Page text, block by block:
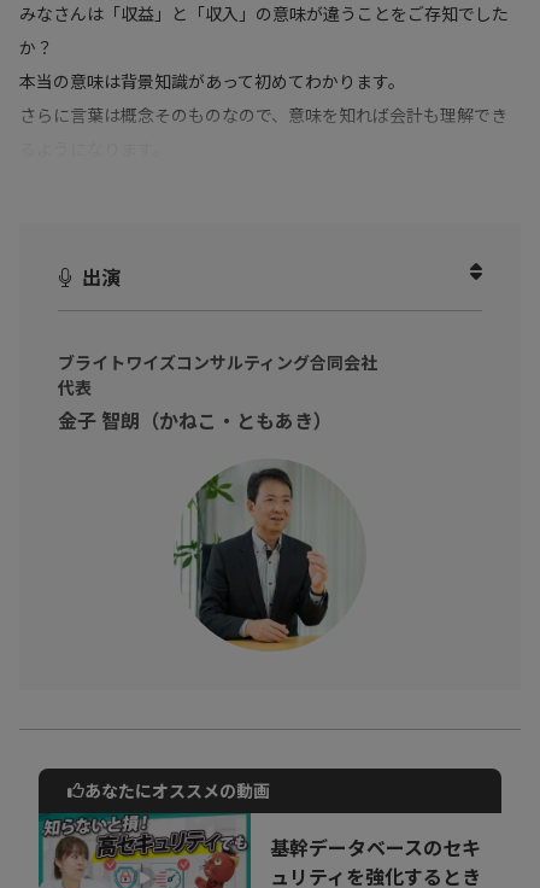
みなさんは「収益」と「収入」の意味が違うことをご存知でした
か？
本当の意味は背景知識があって初めてわかります。
さらに言葉は概念そのものなので、意味を知れば会計も理解でき
会計に苦手意識がある。会計を学んで業務に生かそうと思った
が、難しくて退屈で挫折した。
解してほしい。そんなビジネスパーソンの方へ！
ビジネスを語る基本となる、会計。超基本から論点まで本質的に
業務内に散見する専門用語を理解し、判断が正しく出来る自分に
出演
ブライトワイズコンサルティング合同会社
代表
金子 智朗（かねこ・ともあき）
動画でご紹介しているサービスについて
お気軽にご相談・ご質問いただけます！
30秒でお申し込み可能
あなたにオススメの動画
基幹データベースのセキ
ュリティを強化するとき